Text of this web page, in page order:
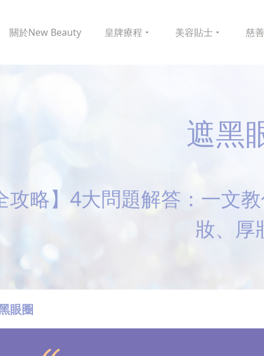
關於New Beauty 皇牌療程 美容貼士 慈
遮黑
攻略】4大問題解答：一文
妝、厚
眼圈